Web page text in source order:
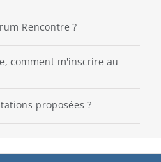
Rencontre ?
comment m'inscrire au
proposées ?